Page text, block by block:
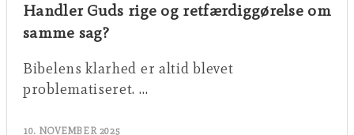
Handler Guds rige og retfærdiggørelse om
samme sag?
Bibelens klarhed er altid blevet
problematiseret. …
10. NOVEMBER 2025